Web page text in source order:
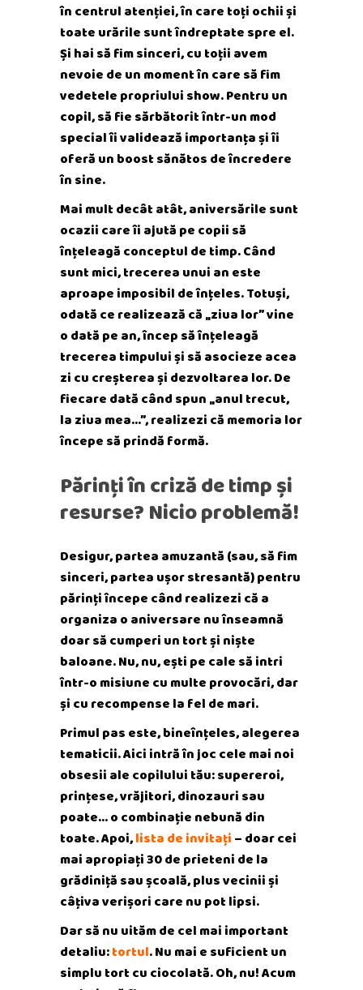
în centrul atenției, în care toți ochii și
toate urările sunt îndreptate spre el.
Și hai să fim sinceri, cu toții avem
nevoie de un moment în care să fim
vedetele propriului show. Pentru un
copil, să fie sărbătorit într-un mod
special îi validează importanța și îi
oferă un boost sănătos de încredere
în sine.
Mai mult decât atât, aniversările sunt
ocazii care îi ajută pe copii să
înțeleagă conceptul de timp. Când
sunt mici, trecerea unui an este
aproape imposibil de înțeles. Totuși,
odată ce realizează că „ziua lor” vine
o dată pe an, încep să înțeleagă
trecerea timpului și să asocieze acea
zi cu creșterea și dezvoltarea lor. De
fiecare dată când spun „anul trecut,
la ziua mea…”, realizezi că memoria lor
începe să prindă formă.
Părinți în criză de timp și
resurse? Nicio problemă!
Desigur, partea amuzantă (sau, să fim
sinceri, partea ușor stresantă) pentru
părinți începe când realizezi că a
organiza o aniversare nu înseamnă
doar să cumperi un tort și niște
baloane. Nu, nu, ești pe cale să intri
într-o misiune cu multe provocări, dar
și cu recompense la fel de mari.
Primul pas este, bineînțeles, alegerea
tematicii. Aici intră în joc cele mai noi
obsesii ale copilului tău: supereroi,
prințese, vrăjitori, dinozauri sau
poate… o combinație nebună din
toate. Apoi,lista de invitați – doar cei
mai apropiați 30 de prieteni de la
grădiniță sau școală, plus vecinii și
câțiva verișori care nu pot lipsi.
Dar să nu uităm de cel mai important
detaliu:tortul. Nu mai e suficient un
simplu tort cu ciocolată. Oh, nu! Acum